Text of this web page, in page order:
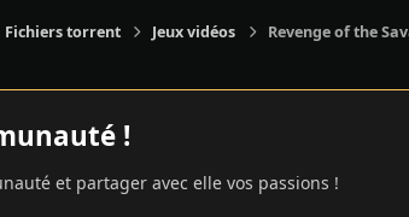
Fichiers torrent Jeux vidéos Revenge of the
!
et partager avec elle vos passions !